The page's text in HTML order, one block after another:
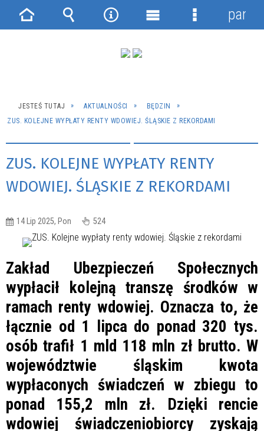
JESTEŚ TUTAJ AKTUALNOŚCI
BĘDZIN
ZUS. KOLEJNE WYPŁATY RENTY WDOWIEJ. ŚLĄSKIE Z REKORDAMI
ZUS. KOLEJNE WYPŁATY RENTY
WDOWIEJ. ŚLĄSKIE Z REKORDAMI
14 Lip 2025, Pon 524
Zakład Ubezpieczeń Społecznych
wypłacił kolejną transzę środków w
ramach renty wdowiej. Oznacza to, że
łącznie od 1 lipca do ponad 320 tys.
osób trafił 1 mld 118 mln zł brutto. W
województwie śląskim kwota
wypłaconych świadczeń w zbiegu to
ponad 155,2 mln zł. Dzięki rencie
wdowiej świadczeniobiorcy zyskają
Strona Wyszukiwarka
NarzędziaMenu
Menu
panel